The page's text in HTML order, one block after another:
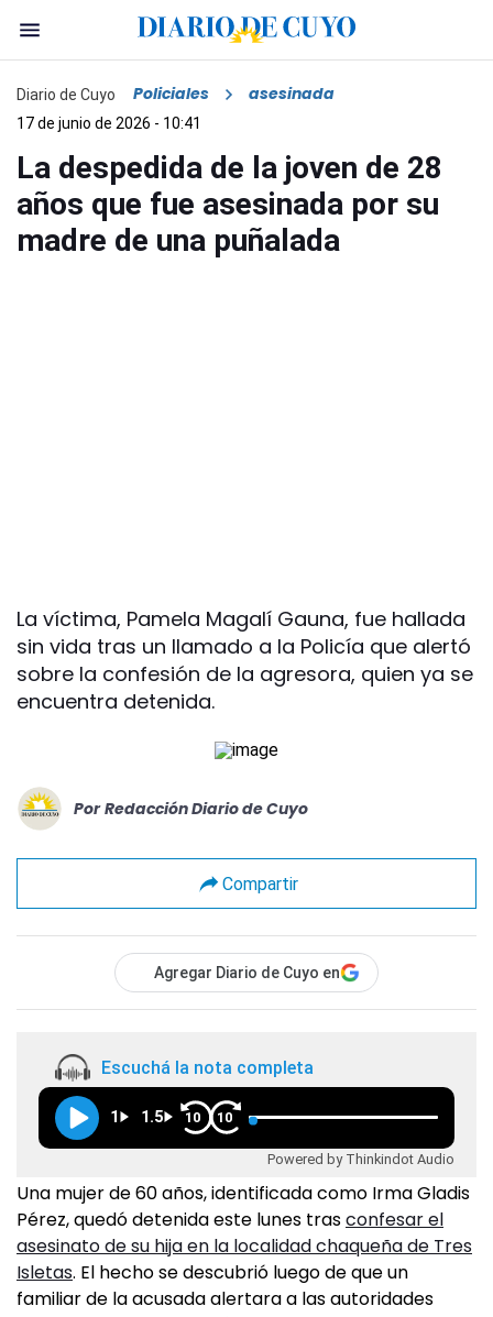
Diario de Cuyo Policiales asesinada
17 de junio de 2026 - 10:41
La despedida de la joven de 28
años que fue asesinada por su
madre de una puñalada
La víctima, Pamela Magalí Gauna, fue hallada
sin vida tras un llamado a la Policía que alertó
sobre la confesión de la agresora, quien ya se
encuentra detenida.
Por Redacción Diario de Cuyo
Compartir
Agregar Diario de Cuyo en
Escuchá la nota completa
1 1.5 10 10
Powered by Thinkindot Audio
Una mujer de 60 años, identificada como Irma Gladis
Pérez, quedó detenida este lunes trasconfesar el
asesinato de su hija en la localidad chaqueña de Tres
Isletas. El hecho se descubrió luego de que un
familiar de la acusada alertara a las autoridades